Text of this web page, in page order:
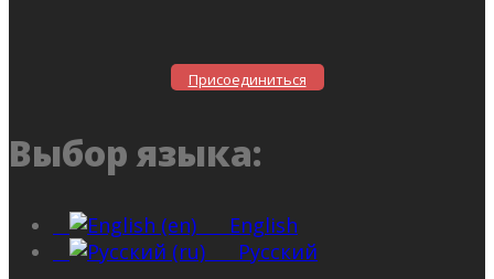
Присоединиться
Выбор языка:
English
Русский